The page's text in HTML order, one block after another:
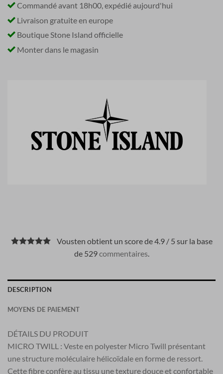
Commandé avant 18h00, expédié aujourd'hui
Livraison gratuite en europe
Boutique Stone Island officielle
Monter dans le magasin
Vousten obtient un score de 4.9 / 5 sur la base
de 529commentaires.
DESCRIPTION
MOYENS DE PAIEMENT
DÉTAILS DU PRODUIT
MICRO TWILL : Veste en polyester Micro Twill présentant
une structure moléculaire hélicoïdale en forme de ressort.
Cette fibre confère au tissu une texture douce et confortable